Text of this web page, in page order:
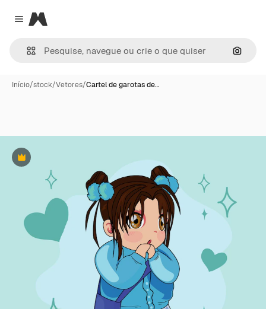
Close menu
Magnific
Início/stock/Vetores/Cartel de garotas de…
Premium